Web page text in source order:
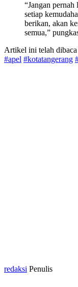
“Jangan
setiap
berikan, akan
semua,”
Artikel ini telah
#apel #kotatangerang
redaksi Penulis